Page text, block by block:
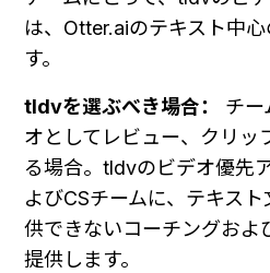
は、Otter.aiのテキスト中
す。
tldvを選ぶべき場合：
チー
オとしてレビュー、クリッ
る場合。tldvのビデオ優先
よびCSチームに、テキス
供できないコーチングおよ
提供します。